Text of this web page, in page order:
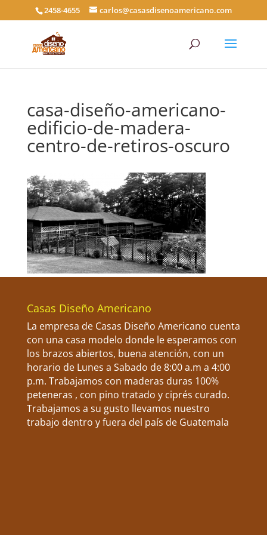
2458-4655 carlos@casasdisenoamericano.com
casa-diseño-americano-
edificio-de-madera-
centro-de-retiros-oscuro
Casas Diseño Americano
La empresa de Casas Diseño Americano cuenta
con una casa modelo donde le esperamos con
los brazos abiertos, buena atención, con un
horario de Lunes a Sabado de 8:00 a.m a 4:00
p.m. Trabajamos con maderas duras 100%
peteneras , con pino tratado y ciprés curado.
Trabajamos a su gusto llevamos nuestro
trabajo dentro y fuera del país de Guatemala